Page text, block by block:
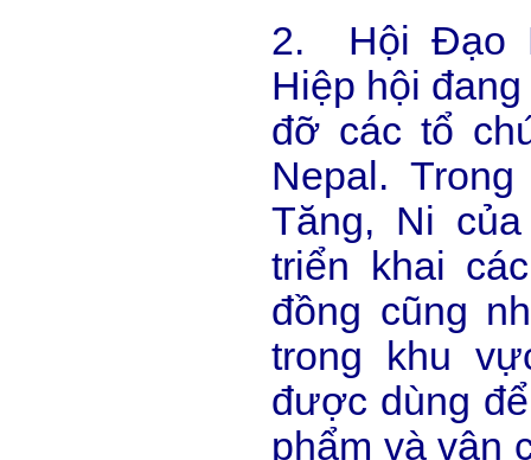
2. Hội Đạo
Hiệp hội
đỡ các tổ
Nepal.
Tăng, Ni
triển khai
đồng cũng
trong khu
được dùng
phẩm và vận